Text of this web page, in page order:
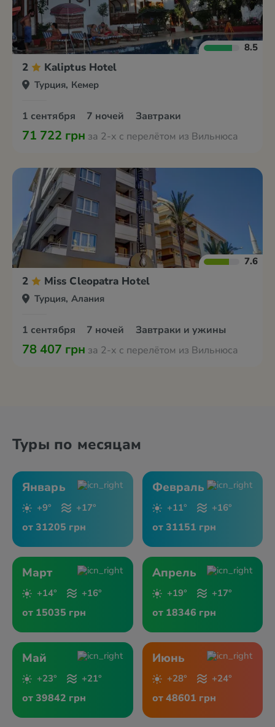
8.5
2 Kaliptus Hotel
Турция, Кемер
1 сентября 7 ночей Завтраки
71 722 грн за 2-х с перелётом из Вильнюса
7.6
2 Miss Cleopatra Hotel
Турция, Алания
1 сентября 7 ночей Завтраки и ужины
78 407 грн за 2-х с перелётом из Вильнюса
Туры по месяцам
Январь
+9° +17°
от 31205 грн
Февраль
+11° +16°
от 31151 грн
Март
+14° +16°
от 15035 грн
Апрель
+19° +17°
от 18346 грн
Май
+23° +21°
от 39842 грн
Июнь
+28° +24°
от 48601 грн